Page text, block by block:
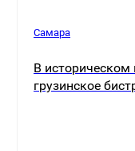
Самара
В
грузинское